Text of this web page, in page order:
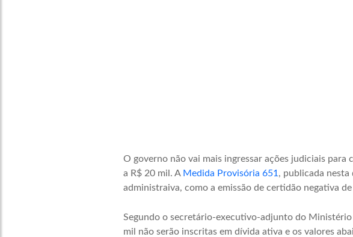
O governo não vai mais ingressar ações judiciais
a R$ 20 mil. A Medida Provisória 651 , publicada
administraiva, como a emissão de certidão negativa
Segundo o secretário-executivo-adjunto do Ministério
mil não serão inscritas em dívida ativa e os valores